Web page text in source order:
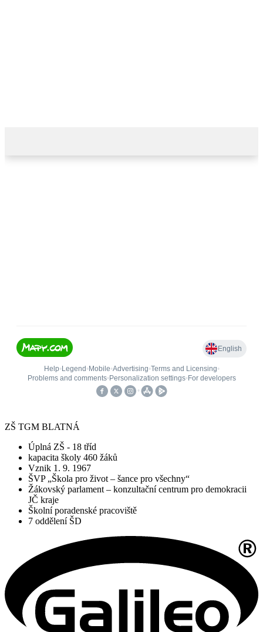
ZŠ TGM BLATNÁ
Úplná ZŠ - 18 tříd
kapacita školy 460 žáků
Vznik 1. 9. 1967
ŠVP „Škola pro život – šance pro všechny“
Žákovský parlament – konzultační centrum pro demokracii
JČ kraje
Školní poradenské pracoviště
7 oddělení ŠD